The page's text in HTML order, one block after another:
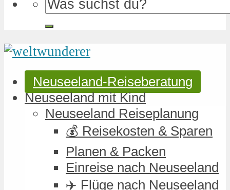
Neuseeland-Reiseberatung
Neuseeland mit Kind
Neuseeland Reiseplanung
💰 Reisekosten & Sparen
Planen & Packen
Einreise nach Neuseeland
✈️ Flüge nach Neuseeland